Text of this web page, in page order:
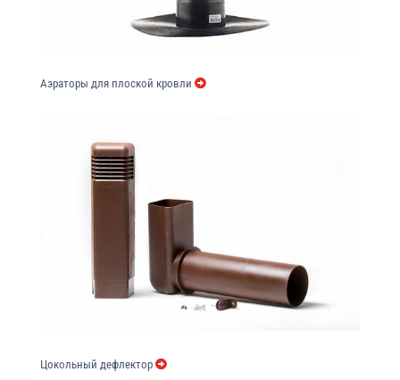
Аэраторы для плоской кровли
Цокольный дефлектор